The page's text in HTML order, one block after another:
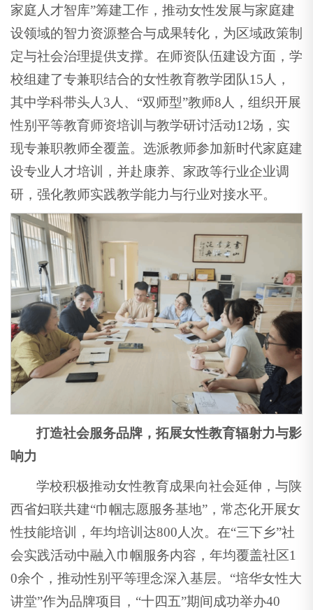
家庭人才智库”筹建工作，推动女性发展与家庭建
设领域的智力资源整合与成果转化，为区域政策制
定与社会治理提供支撑。在师资队伍建设方面，学
校组建了专兼职结合的女性教育教学团队15人，
其中学科带头人3人、“双师型”教师8人，组织开展
性别平等教育师资培训与教学研讨活动12场，实
现专兼职教师全覆盖。选派教师参加新时代家庭建
设专业人才培训，并赴康养、家政等行业企业调
研，强化教师实践教学能力与行业对接水平。
打造社会服务品牌，拓展女性教育辐射力与影
响力
学校积极推动女性教育成果向社会延伸，与陕
西省妇联共建“巾帼志愿服务基地”，常态化开展女
性技能培训，年均培训达800人次。在“三下乡”社
会实践活动中融入巾帼服务内容，年均覆盖社区1
0余个，推动性别平等理念深入基层。“培华女性大
讲堂”作为品牌项目，“十四五”期间成功举办40